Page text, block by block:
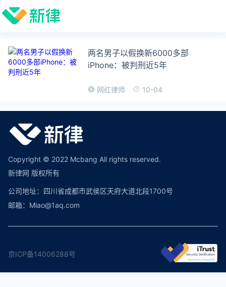
两名男子以假换新6000多部
iPhone：被判刑近5年
网红律师 10-04
Copyright © 2022 Mcbang All rights reserved.
新律网 版权所有
公司地址：四川省成都市武侯区天府大道北段1700号
邮箱：Miao@1aq.com
京ICP备14006288号